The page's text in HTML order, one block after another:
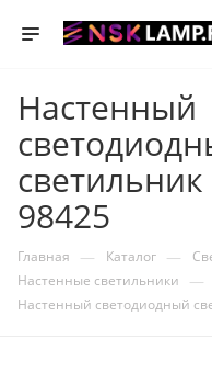
Настенный
светильник
98425
Главная — Каталог —
Настенные светильники —
Настенный светодиодный